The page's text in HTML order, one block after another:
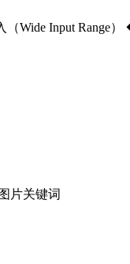
Input Range